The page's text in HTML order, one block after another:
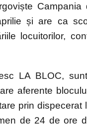
și are ca
locuitorilor,
LA BLOC,
aferente
prin
de 24 de ore